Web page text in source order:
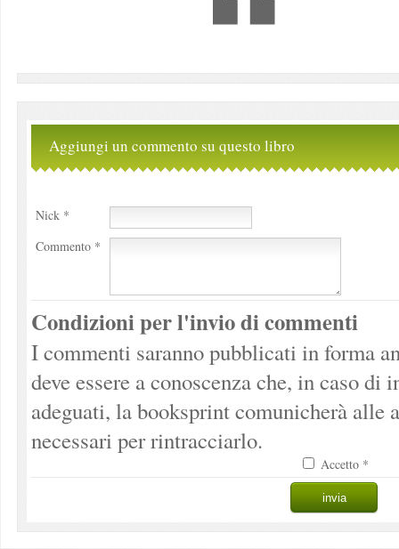
Aggiungi un commento su questo libro
Nick *
Commento *
Condizioni per l'invio di commenti
I commenti saranno pubblicati in forma
deve essere a conoscenza che, in caso
adeguati, la booksprint comunicherà alle
necessari per rintracciarlo.
Accetto *